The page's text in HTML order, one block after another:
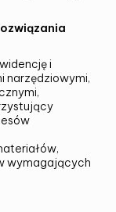
i
narzędziowymi,
wymagających